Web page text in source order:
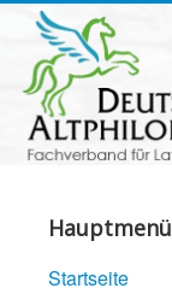
Hauptmenü
Startseite